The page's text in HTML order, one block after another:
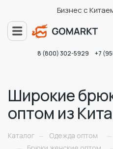
Бизнес с
8 (800) 302-5929 +7
Широкие
оптом из
Каталог — Одежда оптом —